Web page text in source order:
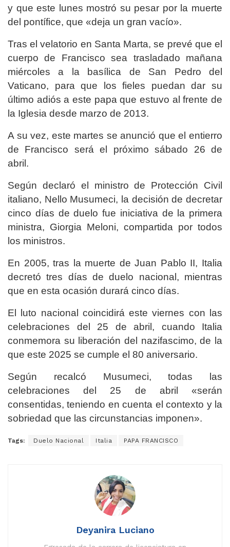
y que este lunes mostró su pesar por la muerte
del pontífice, que «deja un gran vacío».
Tras el velatorio en Santa Marta, se prevé que el
cuerpo de Francisco sea trasladado mañana
miércoles a la basílica de San Pedro del
Vaticano, para que los fieles puedan dar su
último adiós a este papa que estuvo al frente de
la Iglesia desde marzo de 2013.
A su vez, este martes se anunció que el entierro
de Francisco será el próximo sábado 26 de
abril.
Según declaró el ministro de Protección Civil
italiano, Nello Musumeci, la decisión de decretar
cinco días de duelo fue iniciativa de la primera
ministra, Giorgia Meloni, compartida por todos
los ministros.
En 2005, tras la muerte de Juan Pablo II, Italia
decretó tres días de duelo nacional, mientras
que en esta ocasión durará cinco días.
El luto nacional coincidirá este viernes con las
celebraciones del 25 de abril, cuando Italia
conmemora su liberación del nazifascimo, de la
que este 2025 se cumple el 80 aniversario.
Según recalcó Musumeci, todas las
celebraciones del 25 de abril «serán
consentidas, teniendo en cuenta el contexto y la
sobriedad que las circunstancias imponen».
Tags: Duelo Nacional Italia PAPA FRANCISCO
Deyanira Luciano